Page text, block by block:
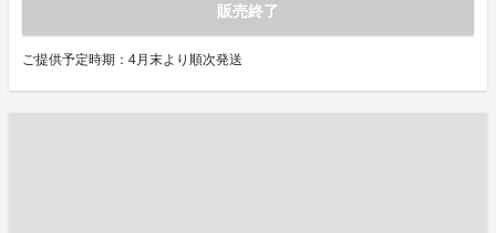
販売終了
ご提供予定時期：4月末より順次発送